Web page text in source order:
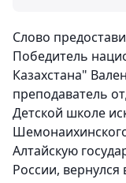
Слово
Победитель
Казахстана"
преподаватель
Детской школе
Алтайскую
России,